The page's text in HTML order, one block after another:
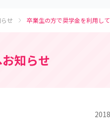
せ 卒業生の方で奨学金を利用し
知らせ